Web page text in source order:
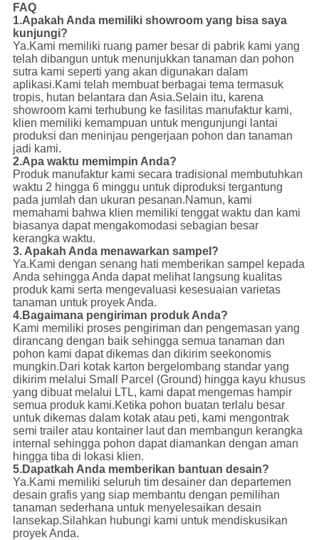
FAQ
1.Apakah Anda memiliki showroom yang bisa saya
kunjungi?
Ya.Kami memiliki ruang pamer besar di pabrik kami yang
telah dibangun untuk menunjukkan tanaman dan pohon
sutra kami seperti yang akan digunakan dalam
aplikasi.Kami telah membuat berbagai tema termasuk
tropis, hutan belantara dan Asia.Selain itu, karena
showroom kami terhubung ke fasilitas manufaktur kami,
klien memiliki kemampuan untuk mengunjungi lantai
produksi dan meninjau pengerjaan pohon dan tanaman
jadi kami.
2.Apa waktu memimpin Anda?
Produk manufaktur kami secara tradisional membutuhkan
waktu 2 hingga 6 minggu untuk diproduksi tergantung
pada jumlah dan ukuran pesanan.Namun, kami
memahami bahwa klien memiliki tenggat waktu dan kami
biasanya dapat mengakomodasi sebagian besar
kerangka waktu.
3. Apakah Anda menawarkan sampel?
Ya.Kami dengan senang hati memberikan sampel kepada
Anda sehingga Anda dapat melihat langsung kualitas
produk kami serta mengevaluasi kesesuaian varietas
tanaman untuk proyek Anda.
4.Bagaimana pengiriman produk Anda?
Kami memiliki proses pengiriman dan pengemasan yang
dirancang dengan baik sehingga semua tanaman dan
pohon kami dapat dikemas dan dikirim seekonomis
mungkin.Dari kotak karton bergelombang standar yang
dikirim melalui Small Parcel (Ground) hingga kayu khusus
yang dibuat melalui LTL, kami dapat mengemas hampir
semua produk kami.Ketika pohon buatan terlalu besar
untuk dikemas dalam kotak atau peti, kami mengontrak
semi trailer atau kontainer laut dan membangun kerangka
internal sehingga pohon dapat diamankan dengan aman
hingga tiba di lokasi klien.
5.Dapatkah Anda memberikan bantuan desain?
Ya.Kami memiliki seluruh tim desainer dan departemen
desain grafis yang siap membantu dengan pemilihan
tanaman sederhana untuk menyelesaikan desain
lansekap.Silahkan hubungi kami untuk mendiskusikan
proyek Anda.